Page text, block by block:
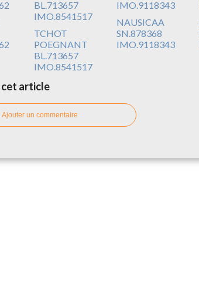
TCHOT
POEGNANT
BL.713657
IMO.8541517
NAUSICAA
SN.878368
IMO.9118343
cet article
Ajouter un commentaire